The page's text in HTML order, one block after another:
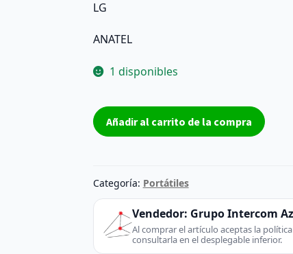
LG
ANATEL
1 disponibles
Modulo
Bluetooth
LGE23
ANATEL
RBDS-
C001A
Añadir al carrito de la compra
Categoría: Portátiles
Vendedor: Grupo Intercom
Al comprar el artículo aceptas la
consultarla en el desplegable inferior.